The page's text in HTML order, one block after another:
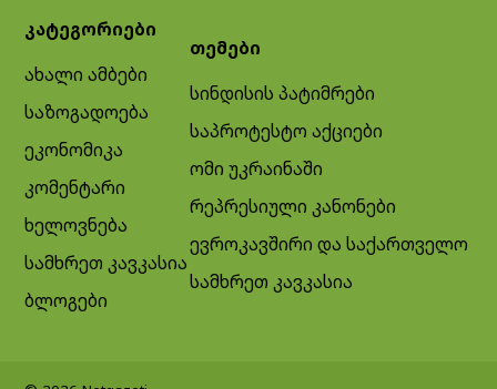
კატეგორიები
ახალი ამბები
საზოგადოება
ეკონომიკა
კომენტარი
ხელოვნება
სამხრეთ კავკასია
ბლოგები
თემები
სინდისის პატიმრები
საპროტესტო აქციები
ომი უკრაინაში
რეპრესიული კანონები
ევროკავშირი და საქართველო
სამხრეთ კავკასია